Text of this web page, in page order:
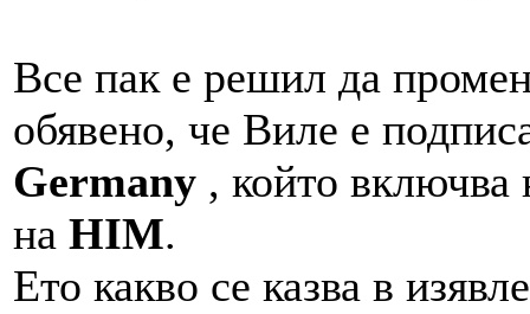
Все пак е решил да
обявено, че Виле е
Germany , който включва
на HIM.
Ето какво се казва в